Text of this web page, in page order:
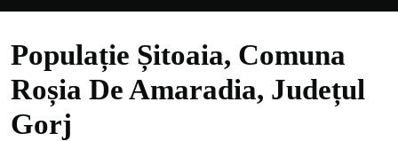
Populație Șitoaia, Comuna
Roșia De Amaradia, Județul
Gorj